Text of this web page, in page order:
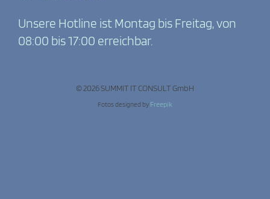
Unsere Hotline ist Montag bis Freitag, von
08:00 bis 17:00 erreichbar.
© 2026 SUMMIT IT CONSULT GmbH
Fotos designed by Freepik